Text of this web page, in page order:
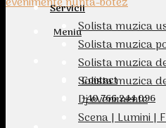
Meniu
Contact
+40 766 244 096
Servicii
Solista muzica
Solista muzica
Solista muzica
Solista muzica
Dj evenimente
Scena | Lumini |